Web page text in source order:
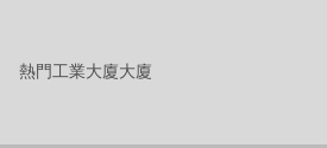
熱門工業大廈大廈